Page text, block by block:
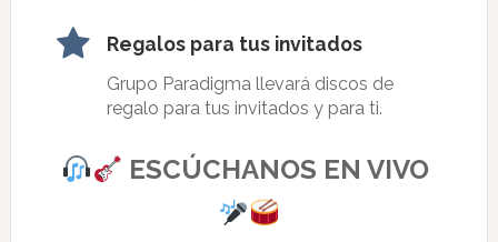
Regalos para tus invitados
Grupo Paradigma llevará discos de
regalo para tus invitados y para ti.
ESCÚCHANOS EN VIVO